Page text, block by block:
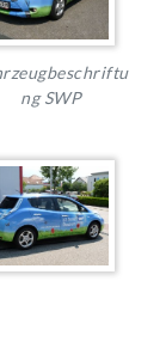
ng SWP